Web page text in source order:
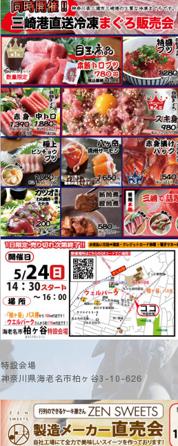
特設会場
神奈川県海老名市柏ヶ谷3-10-626